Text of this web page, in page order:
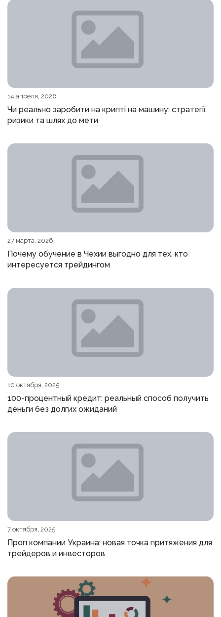
14 апреля, 2026
Чи реально заробити на крипті на машину: стратегії,
ризики та шлях до мети
27 марта, 2026
Почему обучение в Чехии выгодно для тех, кто
интересуется трейдингом
10 октября, 2025
100-процентный кредит: реальный способ получить
деньги без долгих ожиданий
7 октября, 2025
Проп компании Украина: новая точка притяжения для
трейдеров и инвесторов